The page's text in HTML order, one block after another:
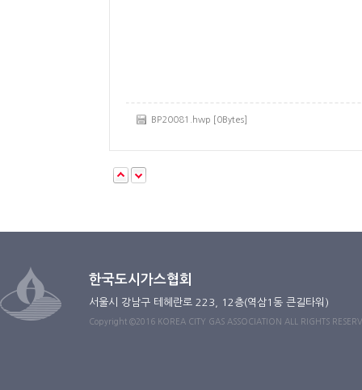
BP20081.hwp [0Bytes]
한국도시가스협회
서울시 강남구 테헤란로 223, 12층(역삼1동 큰길타워)
Copyright ©2016 KOREA CITY GAS ASSOCIATION ALL RIGHTS